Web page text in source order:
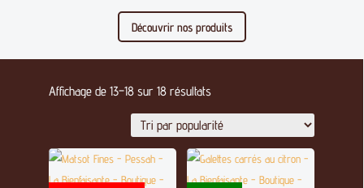
Découvrir nos produits
Affichage de 13–18 sur 18 résultatsTrié
popularité